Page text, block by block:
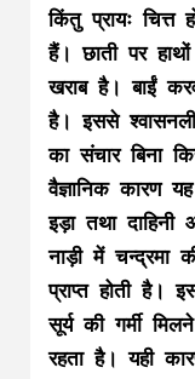
किंतु प्रायः
हैं। छाती पर
खराब है। बाईं
है। इससे
का संचार बिना
वैज्ञानिक कारण
इड़ा तथा
नाड़ी में चन्द्रमा
प्राप्त होती है।
सूर्य की गर्मी
रहता है। यही